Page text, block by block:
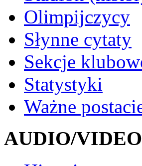
Olimpijczycy
Słynne cytaty
Sekcje
Statystyki
Ważne
AUDIO/VIDEO